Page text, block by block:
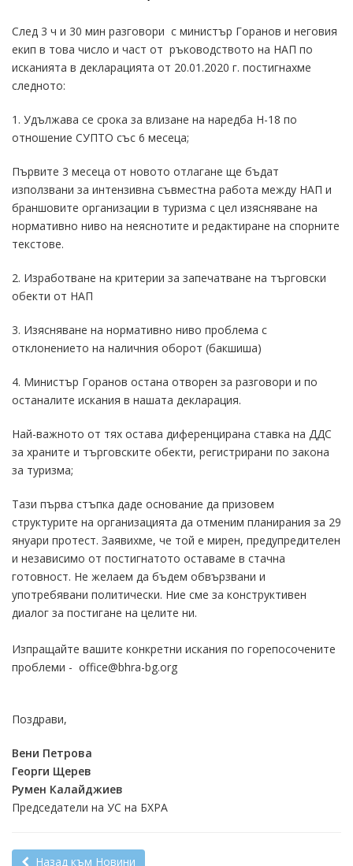
След 3 ч и 30 мин разговори с министър Горанов и неговия
екип в това число и част от ръководството на НАП по
исканията в декларацията от 20.01.2020 г. постигнахме
следното:
1. Удължава се срока за влизане на наредба Н-18 по
отношение СУПТО със 6 месеца;
Първите 3 месеца от новото отлагане ще бъдат
използвани за интензивна съвместна работа между НАП и
браншовите организации в туризма с цел изясняване на
нормативно ниво на неяснотите и редактиране на спорните
текстове.
2. Изработване на критерии за запечатване на търговски
обекти от НАП
3. Изясняване на нормативно ниво проблема с
отклонението на наличния оборот (бакшиша)
4. Министър Горанов остана отворен за разговори и по
останалите искания в нашата декларация.
Най-важното от тях остава диференцирана ставка на ДДС
за храните и търговските обекти, регистрирани по закона
за туризма;
Тази първа стъпка даде основание да призовем
структурите на организацията да отменим планирания за 29
януари протест. Заявихме, че той е мирен, предупредителен
и независимо от постигнатото оставаме в стачна
готовност. Не желаем да бъдем обвързвани и
употребявани политически. Ние сме за конструктивен
диалог за постигане на целите ни.
Изпращайте вашите конкретни искания по горепосочените
проблеми - office@bhra-bg.org
Поздрави,
Вени Петрова
Георги Щерев
Румен Калайджиев
Председатели на УС на БХРА
Назад към Новини